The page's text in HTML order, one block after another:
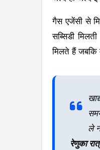
गैस एजेंसी से
सब्सिडी
मिलते हैं जबकि
ले
रेणुका